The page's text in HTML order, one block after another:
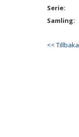
Serie:
Samling:
<< Tillbaka